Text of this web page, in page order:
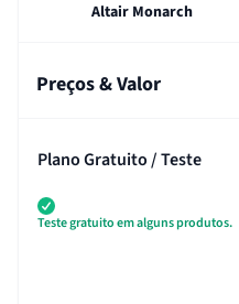
Altair Monarch
Preços & Valor
Plano Gratuito / Teste
Teste gratuito em alguns produtos.